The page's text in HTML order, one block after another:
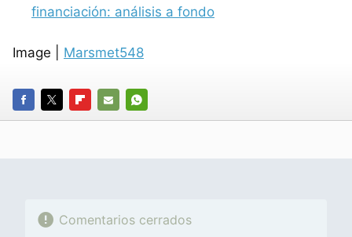
financiación: análisis a fondo
Image | Marsmet548
FACEBOOK
TWITTERFLIPBOARD
E-
WHATSAPP
Comentarios cerrados